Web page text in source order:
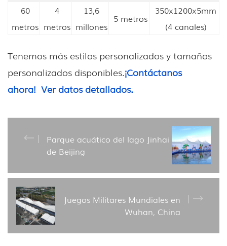
60
metros
4
metros
13,6
millones
5 metros
350x1200x5mm
(4 canales)
Tenemos más estilos personalizados y tamaños
personalizados disponibles.¡Contáctanos
ahora! Ver datos detallados.
Parque acuático del lago Jinhai
de Beijing
Juegos Militares Mundiales en
Wuhan, China